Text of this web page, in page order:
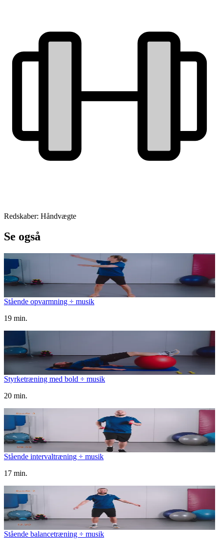
Redskaber: Håndvægte
Se også
Stående opvarmning ÷ musik
19 min.
Styrketræning med bold ÷ musik
20 min.
Stående intervaltræning ÷ musik
17 min.
Stående balancetræning ÷ musik